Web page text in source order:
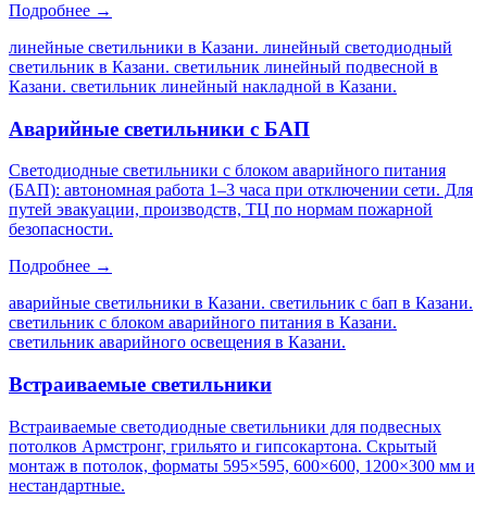
Подробнее →
линейные светильники в Казани. линейный светодиодный
светильник в Казани. светильник линейный подвесной в
Казани. светильник линейный накладной в Казани.
Аварийные светильники с БАП
Светодиодные светильники с блоком аварийного питания
(БАП): автономная работа 1–3 часа при отключении сети. Для
путей эвакуации, производств, ТЦ по нормам пожарной
безопасности.
Подробнее →
аварийные светильники в Казани. светильник с бап в Казани.
светильник с блоком аварийного питания в Казани.
светильник аварийного освещения в Казани.
Встраиваемые светильники
Встраиваемые светодиодные светильники для подвесных
потолков Армстронг, грильято и гипсокартона. Скрытый
монтаж в потолок, форматы 595×595, 600×600, 1200×300 мм и
нестандартные.